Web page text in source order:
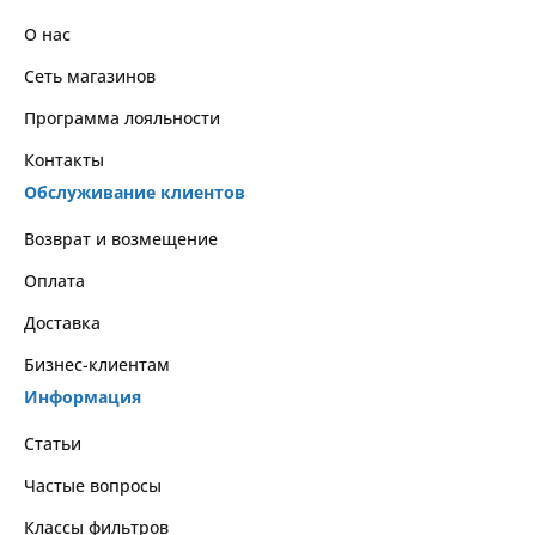
О нас
Сеть магазинов
Программа лояльности
Контакты
Обслуживание клиентов
Возврат и возмещение
Оплата
Доставка
Бизнес-клиентам
Информация
Статьи
Частые вопросы
Классы фильтров